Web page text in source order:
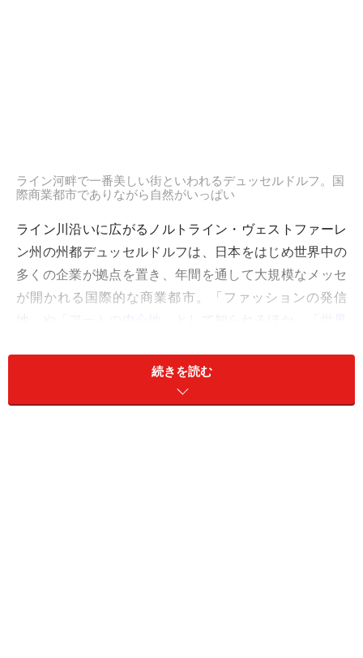
ライン河畔で一番美しい街といわれるデュッセルドルフ。国
際商業都市でありながら自然がいっぱい
ライン川沿いに広がるノルトライン・ヴェストファーレ
ン州の州都デュッセルドルフは、日本をはじめ世界中の
多くの企業が拠点を置き、年間を通して大規模なメッセ
が開かれる国際的な商業都市。「ファッションの発信
アートの中心地
屋が立ち並ぶ旧市街が有名です。その反面、自然が豊か
でゆったりとした雰囲気も漂う街で、「世界で最も居住
に適した都市」の調査で上位に選ばれるほど生活環境の
続きを読む